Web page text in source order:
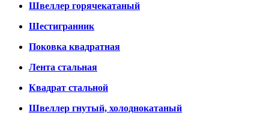
Швеллер горячекатаный
Шестигранник
Поковка квадратная
Лента стальная
Квадрат стальной
Швеллер гнутый, холоднокатаный